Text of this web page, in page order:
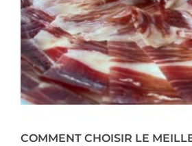
COMMENT CHOISIR LE